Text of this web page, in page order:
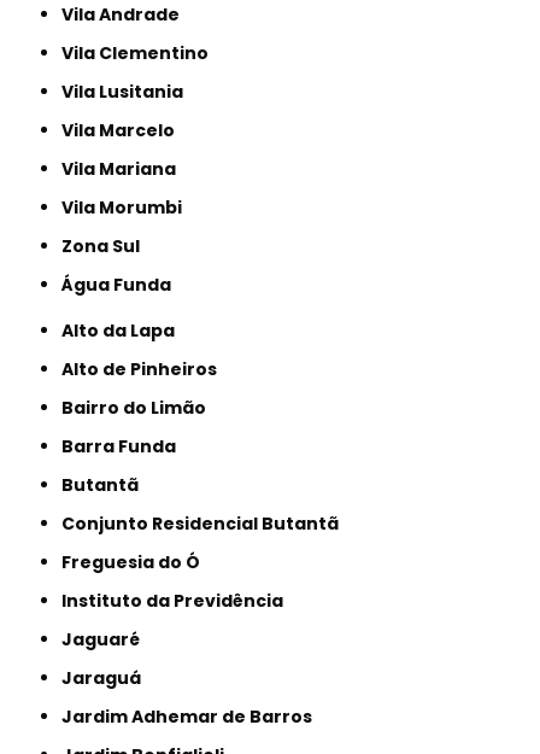
Vila Andrade
Vila Clementino
Vila Lusitania
Vila Marcelo
Vila Mariana
Vila Morumbi
Zona Sul
Água Funda
Alto da Lapa
Alto de Pinheiros
Bairro do Limão
Barra Funda
Butantã
Conjunto Residencial Butantã
Freguesia do Ó
Instituto da Previdência
Jaguaré
Jaraguá
Jardim Adhemar de Barros